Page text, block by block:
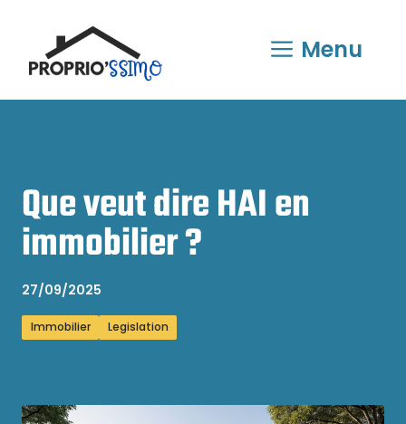
contenu
Menu
Que veut dire HAI en
immobilier ?
27/09/2025
Immobilier Legislation